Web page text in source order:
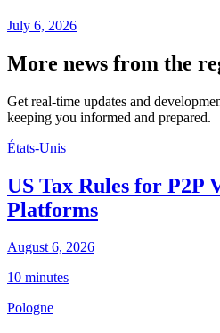
July 6, 2026
More news from the
Get real-time updates and
keeping you informed and prepared.
États-Unis
US Tax Rules for P2P
Platforms
August 6, 2026
10 minutes
Pologne